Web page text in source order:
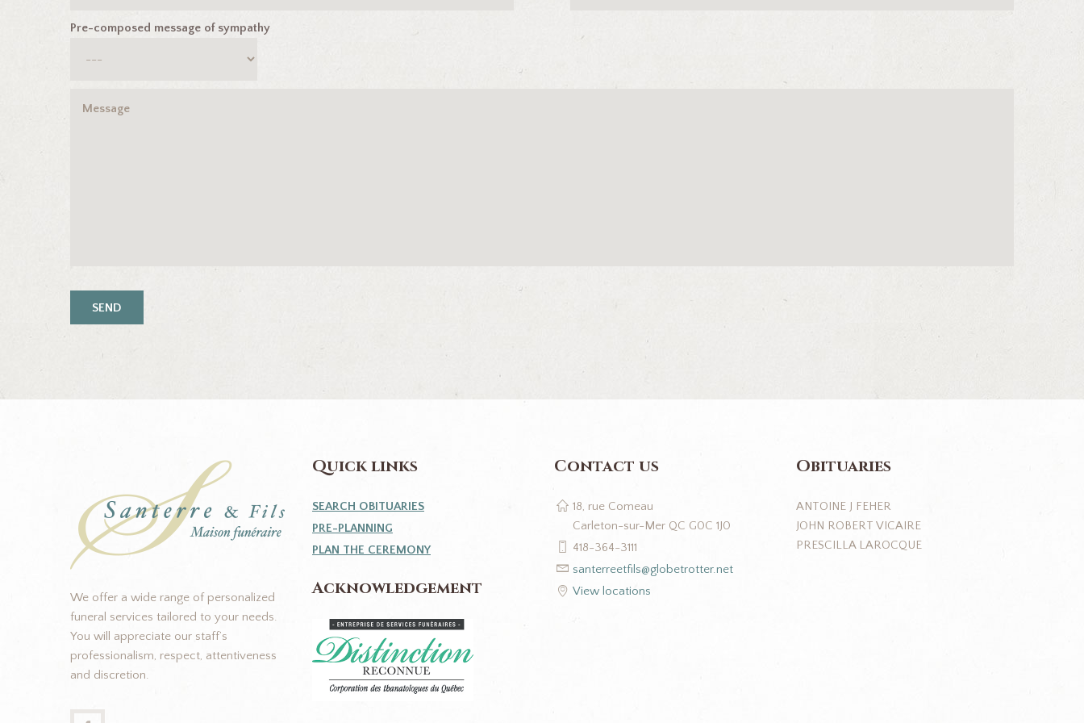
Pre-composed message of sympathy
We offer a wide range of personalized
funeral services tailored to your needs.
You will appreciate our staff’s
professionalism, respect, attentiveness
and discretion.
Quick links
SEARCH OBITUARIES
PRE-PLANNING
PLAN THE CEREMONY
Acknowledgement
Contact us
18, rue Comeau
Carleton-sur-Mer QC G0C 1J0
418-364-3111
santerreetfils@globetrotter.net
View locations
Obituaries
ANTOINE J FEHER
JOHN ROBERT VICAIRE
PRESCILLA LAROCQUE